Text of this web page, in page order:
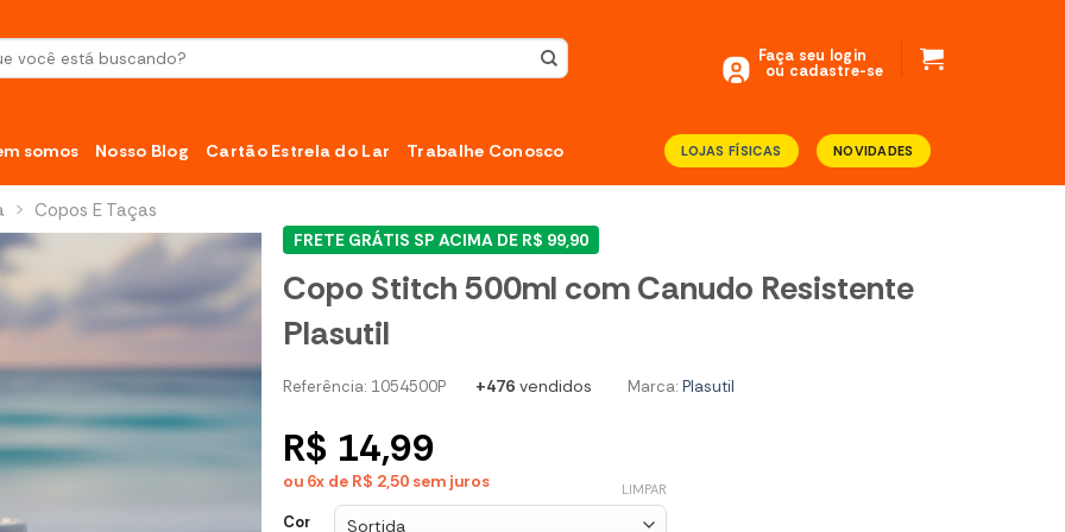
Faça seu login
ou cadastre-se
somos Nosso Blog Cartão Estrela do Lar Trabalhe Conosco LOJAS FÍSICAS NOVIDADES
> Copos E Taças
FRETE GRÁTIS SP ACIMA DE R$ 99,90
Copo Stitch 500ml com Canudo Resistente
Plasutil
Referência: 1054500P +476 vendidos Marca: Plasutil
R$ 14,99
ou 6x de R$ 2,50 sem juros
Cor
LIMPAR